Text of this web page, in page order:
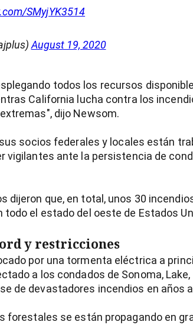
SMyjYK3514
August 19, 2020
todos los recursos
California lucha contra los
dijo Newsom.
socios federales y locales están
vigilantes ante la persistencia de
dijeron que, en total, unos 30
todo el estado del oeste de Estados
y restricciones
por una tormenta eléctrica a
a los condados de Sonoma,
de devastadores incendios en años
forestales se están propagando en